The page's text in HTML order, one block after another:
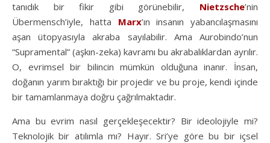
tanıdık bir fikir gibi görünebilir, Nietzsche’nin
Übermensch’iyle, hatta Marx’ın insanın yabancılaşmasını
aşan ütopyasıyla akraba sayılabilir. Ama Aurobindo’nun
“Supramental” (aşkın-zeka) kavramı bu akrabalıklardan ayrılır.
O, evrimsel bir bilincin mümkün olduğuna inanır. İnsan,
doğanın yarım bıraktığı bir projedir ve bu proje, kendi içinde
bir tamamlanmaya doğru çağrılmaktadır.
Ama bu evrim nasıl gerçekleşecektir? Bir ideolojiyle mi?
Teknolojik bir atılımla mı? Hayır. Sri’ye göre bu bir içsel